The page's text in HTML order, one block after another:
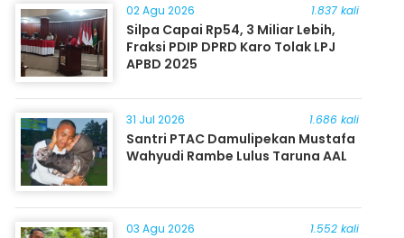
02 Agu 2026 1.837 kali
Silpa Capai Rp54, 3 Miliar Lebih,
Fraksi PDIP DPRD Karo Tolak LPJ
APBD 2025
31 Jul 2026 1.686 kali
Santri PTAC Damulipekan Mustafa
Wahyudi Rambe Lulus Taruna AAL
03 Agu 2026 1.552 kali